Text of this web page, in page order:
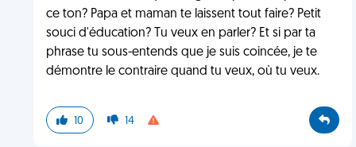
ce ton? Papa et maman te laissent tout faire? Petit
souci d'éducation? Tu veux en parler? Et si par ta
phrase tu sous-entends que je suis coincée, je te
démontre le contraire quand tu veux, où tu veux.
10 14